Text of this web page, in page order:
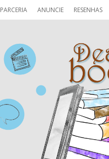
PARCERIA ANUNCIE RESENHAS